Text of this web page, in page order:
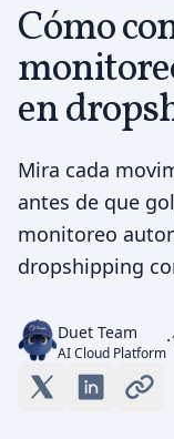
Cómo
en
Mira cada
antes de que
monitoreo
dropshipping
Duet Team
AI Cloud Platform
·